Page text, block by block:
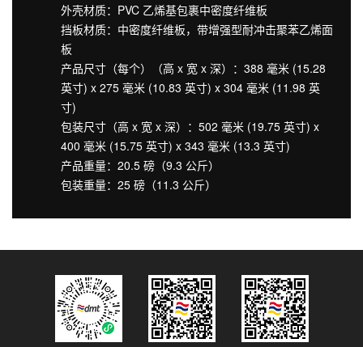
外壳材质：PVC 乙烯基包裹中密度纤维板
挡板材质：中密度纤维板，带增强型耐冲击聚苯乙烯面
板
产品尺寸（每个）（高 x 宽 x 深）：388 毫米 (15.28
英寸) x 275 毫米 (10.83 英寸) x 304 毫米 (11.98 英
寸)
包装尺寸（高 x 宽 x 深）：502 毫米 (19.75 英寸) x
400 毫米 (15.75 英寸) x 343 毫米 (13.3 英寸)
产品重量：20.5 磅（9.3 公斤）
包装重量：25 磅（11.3 公斤）